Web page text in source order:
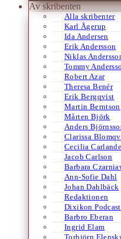
Av skribenten
Alla skribenter
Karl Ågerup
Ida Andersen
Erik Andersson
Niklas
Tommy
Robert Azar
Theresa Benér
Erik Bergqvist
Martin Berntson
Mårten Björk
Anders
Clarissa
Cecilia
Jacob Carlson
Barbara
Ann-Sofie Dahl
Johan Dahlbäck
Redaktionen
Dixikon Podcast
Barbro Eberan
Ingrid Elam
Torbjörn